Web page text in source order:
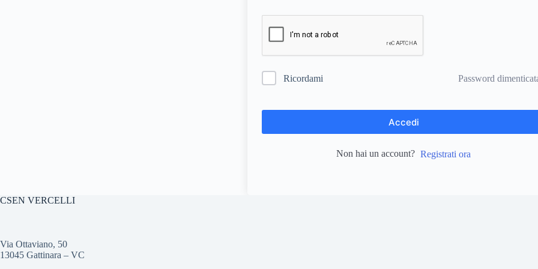
Ricordami Password
Accedi
Non hai un account? Registrati ora
CSEN VERCELLI
Via Ottaviano, 50
13045 Gattinara – VC